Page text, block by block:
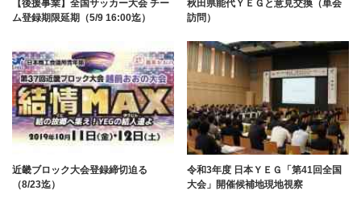
【後援事業】全国サッカー大会 チー
ム登録期限延期（5/9 16:00迄）
秋田県能代ＹＥＧと意見交換（単会
訪問）
近畿ブロック大会登録締切迫る
（8/23迄）
令和3年度 日本ＹＥＧ「第41回全国
大会」開催候補地現地視察